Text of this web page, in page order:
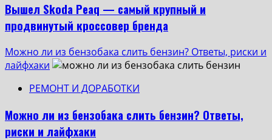
Вышел Skoda Peaq — самый крупный и
продвинутый кроссовер бренда
Можно ли из бензобака слить бензин? Ответы, риски и
лайфхаки
РЕМОНТ И ДОРАБОТКИ
Можно ли из бензобака слить бензин? Ответы,
риски и лайфхаки